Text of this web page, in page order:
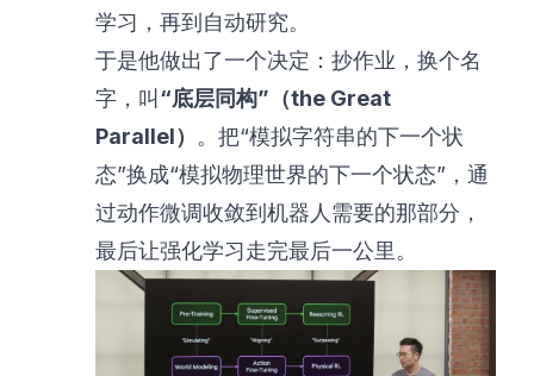
学习，再到自动研究。
于是他做出了一个决定：抄作业，换个名
字，叫 “底层同构”（the Great
Parallel） 。把“模拟字符串的下一个状
态”换成“模拟物理世界的下一个状态”，通
过动作微调收敛到机器人需要的那部分，
最后让强化学习走完最后一公里。